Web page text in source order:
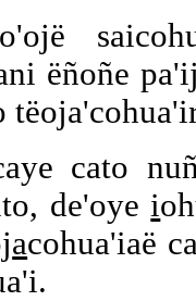
ëñoñe
cato
de'oyei
acohua'iaë